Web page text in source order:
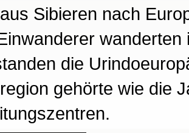
Sibieren nach
die
gehörte wie die